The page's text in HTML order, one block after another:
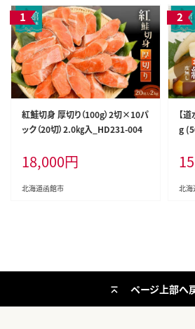
紅鮭切身 厚切り（100g）2切×10パ
ック（20切）2.0㎏入_HD231-004
18,000円
北海道函館市
【
g
北海
ページ上部へ